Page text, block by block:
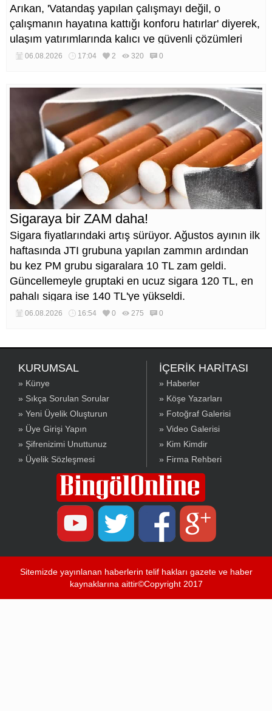
Arıkan, 'Vatandaş yapılan çalışmayı değil, o
çalışmanın hayatına kattığı konforu hatırlar' diyerek,
ulaşım yatırımlarında kalıcı ve güvenli çözümleri
öncelediklerini söyledi. Arıkan, bu sezon yaklaşık 40
06.08.2026 17:04 2 320 0
Sigaraya bir ZAM daha!
Sigara fiyatlarındaki artış sürüyor. Ağustos ayının ilk
haftasında JTI grubuna yapılan zammın ardından
bu kez PM grubu sigaralara 10 TL zam geldi.
Güncellemeyle gruptaki en ucuz sigara 120 TL, en
pahalı sigara ise 140 TL'ye yükseldi.
06.08.2026 16:54 0 275 0
KURUMSAL
» Künye
» Sıkça Sorulan Sorular
» Yeni Üyelik Oluşturun
» Üye Girişi Yapın
» Şifrenizimi Unuttunuz
» Üyelik Sözleşmesi
İÇERİK HARİTASI
» Haberler
» Köşe Yazarları
» Fotoğraf Galerisi
» Video Galerisi
» Kim Kimdir
» Firma Rehberi
Sitemizde yayınlanan haberlerin telif hakları gazete ve haber
kaynaklarına aittir©Copyright 2017